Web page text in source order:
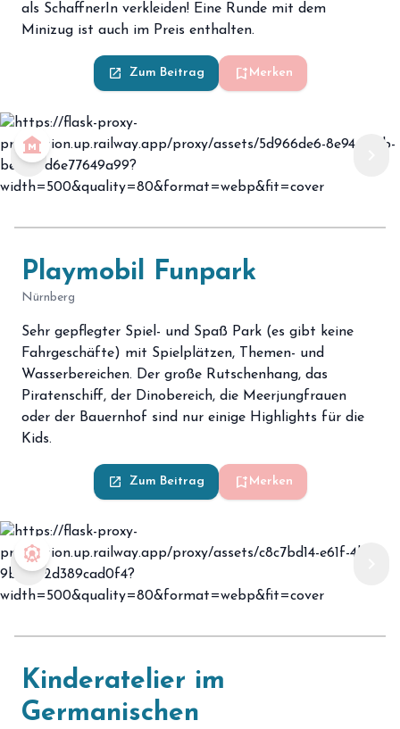
als SchaffnerIn verkleiden! Eine Runde mit dem
Minizug ist auch im Preis enthalten.
launch Zum Beitrag bookmark_add Merken
chevron_left
museum
Playmobil Funpark
Nürnberg
Sehr gepflegter Spiel- und Spaß Park (es gibt keine
Fahrgeschäfte) mit Spielplätzen, Themen- und
Wasserbereichen. Der große Rutschenhang, das
Piratenschiff, der Dinobereich, die Meerjungfrauen
oder der Bauernhof sind nur einige Highlights für die
Kids.
launch Zum Beitrag bookmark_add Merken
chevron_left
attractions
Kinderatelier im
Germanischen